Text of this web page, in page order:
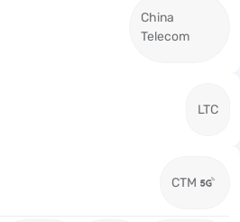
China
Telecom
LTC
CTM